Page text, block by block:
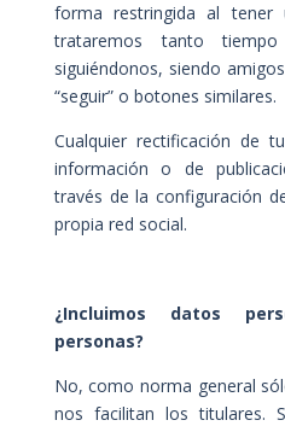
forma restringida al tener
trataremos tanto
siguiéndonos, siendo
“seguir” o botones similares.
Cualquier rectificación de
información o de
través de la configuración
propia red social.
¿Incluimos datos
personas?
No, como norma general
nos facilitan los titulares.